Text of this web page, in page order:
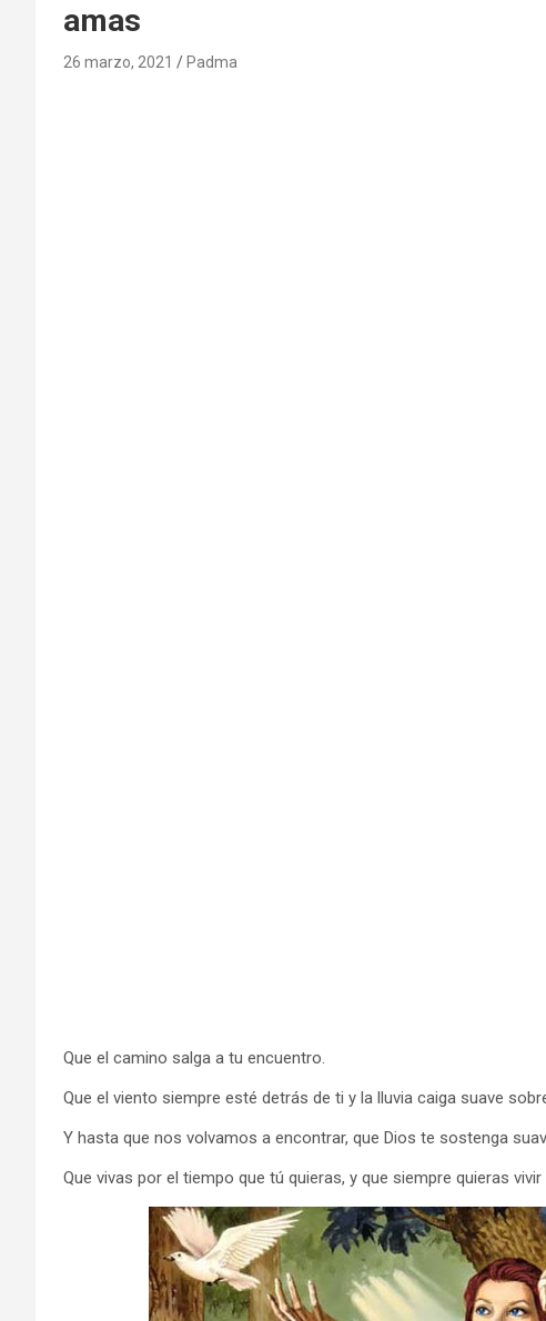
amas
26 marzo, 2021 Padma
Que el camino salga a tu encuentro.
Que el viento siempre esté detrás de ti y la lluvia caiga suave
Y hasta que nos volvamos a encontrar, que Dios te sostenga
Que vivas por el tiempo que tú quieras, y que siempre quieras vivir